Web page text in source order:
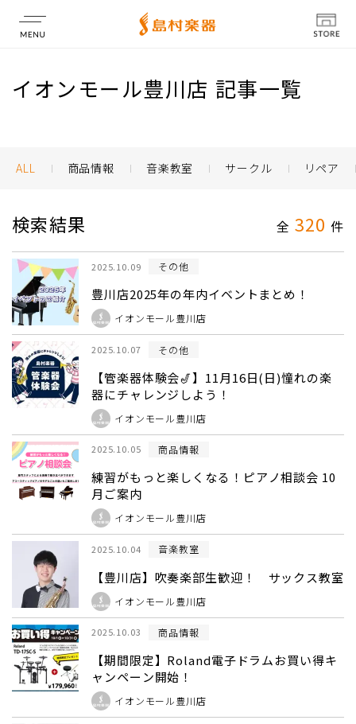
店舗情報
イオンモール豊川店 記事一覧
ALL 商品情報 音楽教室 サークル リペア
検索結果 全 320 件
2025.10.09 その他
豊川店2025年の年内イベントまとめ！
イオンモール豊川店
2025.10.07 その他
【管楽器体験会🎷】11月16日(日)憧れの楽
器にチャレンジしよう！
イオンモール豊川店
2025.10.05 商品情報
練習がもっと楽しくなる！ピアノ相談会 10
月ご案内
イオンモール豊川店
2025.10.04 音楽教室
【豊川店】吹奏楽部生歓迎！ サックス教室
イオンモール豊川店
2025.10.03 商品情報
【期間限定】Roland電子ドラムお買い得キ
ャンペーン開始！
イオンモール豊川店